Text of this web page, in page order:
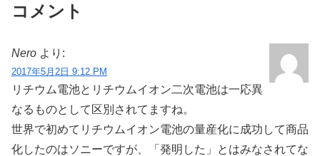
コメント
Nero より:
2017年5月2日 9:12 PM
リチウム電池とリチウムイオン二次電池は一応異
なるものとして区別されてますね。
世界で初めてリチウムイオン電池の量産化に成功して商品
化したのはソニーですが、「発明した」とはみなされてな